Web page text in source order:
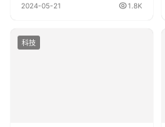
2024-05-21 1.8K
科技